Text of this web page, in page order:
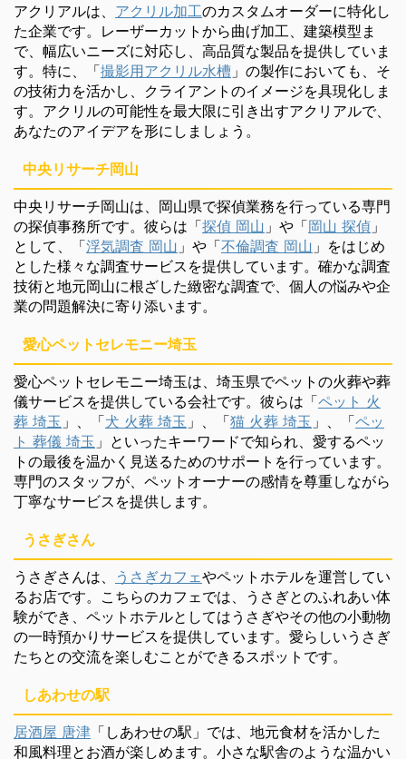
アクリアルは、 アクリル加工のカスタムオーダーに特化し
た企業です。レーザーカットから曲げ加工、建築模型ま
で、幅広いニーズに対応し、高品質な製品を提供していま
す。特に、「撮影用アクリル水槽 」の製作においても、そ
の技術力を活かし、クライアントのイメージを具現化しま
す。アクリルの可能性を最大限に引き出すアクリアルで、
あなたのアイデアを形にしましょう。
中央リサーチ岡山
中央リサーチ岡山は、岡山県で探偵業務を行っている専門
の探偵事務所です。彼らは「探偵 岡山 」や「岡山 探偵 」
として、「浮気調査 岡山 」や「不倫調査 岡山 」をはじめ
とした様々な調査サービスを提供しています。確かな調査
技術と地元岡山に根ざした緻密な調査で、個人の悩みや企
業の問題解決に寄り添います。
愛心ペットセレモニー埼玉
愛心ペットセレモニー埼玉は、埼玉県でペットの火葬や葬
儀サービスを提供している会社です。彼らは「ペット 火
葬 埼玉 」、「犬 火葬 埼玉 」、「猫 火葬 埼玉 」、「ペッ
ト 葬儀 埼玉 」といったキーワードで知られ、愛するペッ
トの最後を温かく見送るためのサポートを行っています。
専門のスタッフが、ペットオーナーの感情を尊重しながら
丁寧なサービスを提供します。
うさぎさん
うさぎさんは、 うさぎカフェやペットホテルを運営してい
るお店です。こちらのカフェでは、うさぎとのふれあい体
験ができ、ペットホテルとしてはうさぎやその他の小動物
の一時預かりサービスを提供しています。愛らしいうさぎ
たちとの交流を楽しむことができるスポットです。
しあわせの駅
居酒屋 唐津 「しあわせの駅」では、地元食材を活かした
和風料理とお酒が楽しめます。小さな駅舎のような温かい